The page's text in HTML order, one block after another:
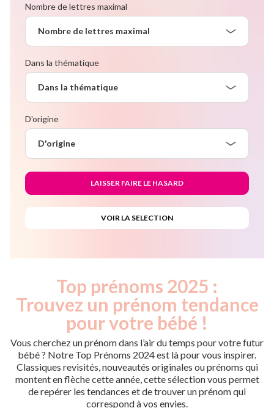
Nombre de lettres maximal
Nombre de lettres maximal
Dans la thématique
Dans la thématique
D'origine
D'origine
Top prénoms 2025 :
Trouvez un prénom tendance
pour votre bébé !
Vous cherchez un prénom dans l’air du temps pour votre futur
bébé ? Notre Top Prénoms 2024 est là pour vous inspirer.
Classiques revisités, nouveautés originales ou prénoms qui
montent en flèche cette année, cette sélection vous permet
de repérer les tendances et de trouver un prénom qui
correspond à vos envies.